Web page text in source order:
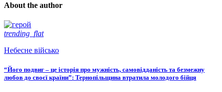
About the author
trending_flat
Небесне військо
“Його подвиг – це історія про мужність, самовідданість та безмежну
любов до своєї країни”: Тернопільщина втратила молодого бійця